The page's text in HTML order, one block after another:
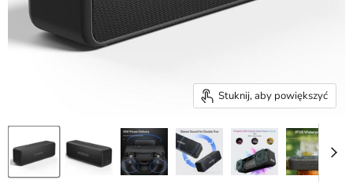
Stuknij, aby powiększyć